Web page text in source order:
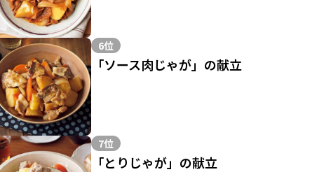
6位
「ソース肉じゃが」の献立
7位
「とりじゃが」の献立